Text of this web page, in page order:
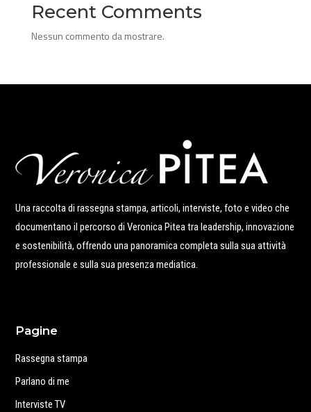
Recent Comments
Nessun commento da mostrare.
Una raccolta di rassegna stampa, articoli, interviste, foto e video che
documentano il percorso di Veronica Pitea tra leadership, innovazione
e sostenibilità, offrendo una panoramica completa sulla sua attività
professionale e sulla sua presenza mediatica.
Pagine
Rassegna stampa
Parlano di me
Interviste TV